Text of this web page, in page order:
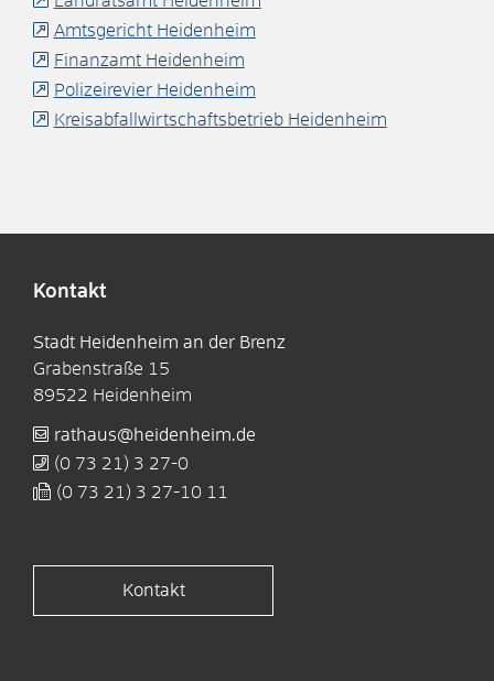
Amtsgericht Heidenheim
Finanzamt Heidenheim
Polizeirevier Heidenheim
Kreisabfallwirtschaftsbetrieb Heidenheim
Kontakt
Stadt Heidenheim an der Brenz
Grabenstraße 15
89522 Heidenheim
rathaus@heidenheim.de
(0 73 21) 3 27-0
(0 73 21) 3 27-10 11
Kontakt